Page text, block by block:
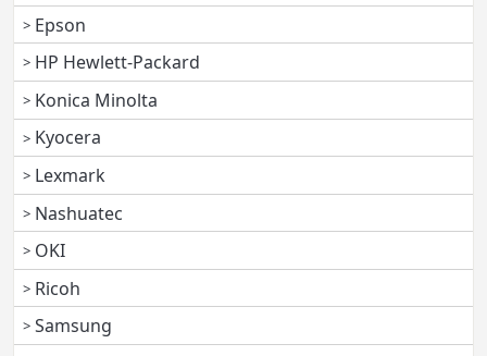
Epson
HP Hewlett-Packard
Konica Minolta
Kyocera
Lexmark
Nashuatec
OKI
Ricoh
Samsung